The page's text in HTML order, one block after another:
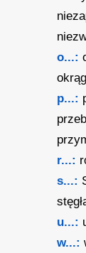
o...:
p...:
r...:
s...:
u...:
w...: